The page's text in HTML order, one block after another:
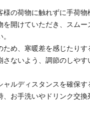
様の荷物に触れずに手荷物
を開けていただき、スムー
ため、寒暖差を感じたり
さないよう、調節のしや
ャルディスタンスを確保す
、お手洗いやドリンク交換